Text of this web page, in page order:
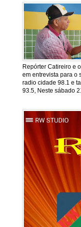
Repórter Catireiro e
em entrevista para o
radio cidade 98.1 e
93.5, Neste sábado